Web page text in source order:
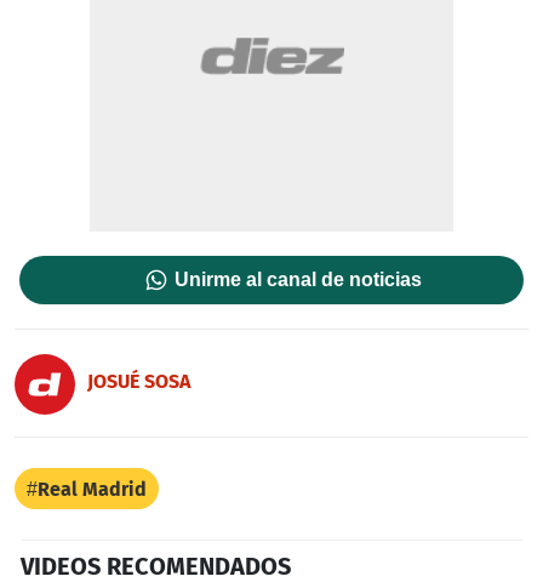
Unirme al canal de noticias
JOSUÉ SOSA
Real Madrid
VIDEOS RECOMENDADOS